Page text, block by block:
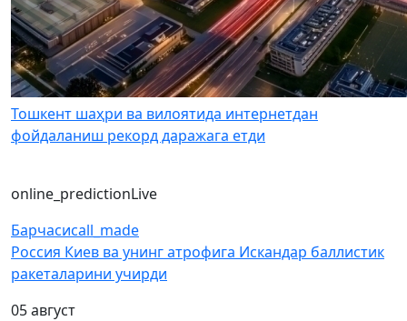
Тошкент шаҳри ва вилоятида интернетдан
фойдаланиш рекорд даражага етди
online_predictionLive
Барчасиcall_made
Россия Киев ва унинг атрофига Искандар баллистик
ракеталарини учирди
05 август